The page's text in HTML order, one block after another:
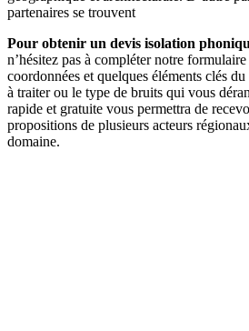
partenaires se trouvent
Pour obtenir un devis isolation
n’hésitez pas à compléter notre
coordonnées et quelques éléments clés
à traiter ou le type de bruits qui vous
rapide et gratuite vous permettra de
propositions de plusieurs acteurs
domaine.